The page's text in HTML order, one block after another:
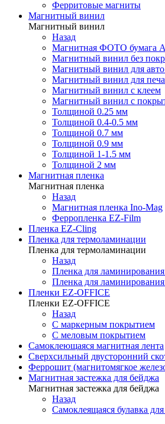
Ферритовые магниты
Магнитный винил
Магнитный винил
Назад
Магнитная ФОТО бумага
Магнитный винил без
Магнитный винил для
Магнитный винил для
Магнитный винил с клеем
Магнитный винил с
Толщиной 0.25 мм
Толщиной 0.4-0.5 мм
Толщиной 0.7 мм
Толщиной 0.9 мм
Толщиной 1-1.5 мм
Толщиной 2 мм
Магнитная пленка
Магнитная пленка
Назад
Магнитная пленка Ino-Mag
Ферропленка EZ-Film
Пленка EZ-Cling
Пленка для термоламинации
Пленка для термоламинации
Назад
Пленка для ламинирования
Пленка для ламинирования
Пленки EZ-OFFICE
Пленки EZ-OFFICE
Назад
С маркерным покрытием
С меловым покрытием
Самоклеющаяся магнитная лента
Сверхсильный двусторонний
Феррошит (магнитомягкое
Магнитная застежка для бейджа
Магнитная застежка для бейджа
Назад
Самоклеящаяся булавка